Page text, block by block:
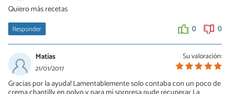
Quiero más recetas
Responder 0 0
Su valoración:
Matías
21/01/2017
Gracias por la ayuda! Lamentablemente solo contaba con un poco de